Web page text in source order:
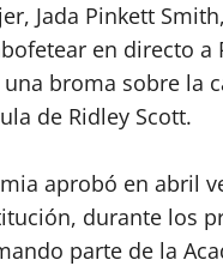
Jada Pinkett
en directo a
broma sobre la
de Ridley Scott.
aprobó en abril
durante los
parte de la